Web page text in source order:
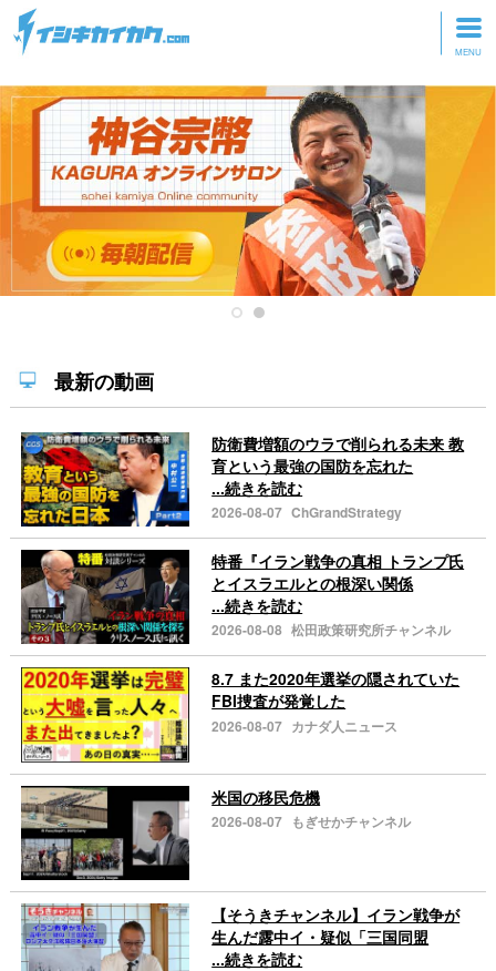
トップページ
動画を見る
記事を読む
セミナーに参加
研修・ツアーに参加
最新の動画
防衛費増額のウラで削られる未来 教
育という最強の国防を忘れた
...続きを読む
2026-08-07 ChGrandStrategy
特番『イラン戦争の真相 トランプ氏
とイスラエルとの根深い関係
...続きを読む
2026-08-08 松田政策研究所チャンネル
8.7 また2020年選挙の隠されていた
FBI捜査が発覚した
2026-08-07 カナダ人ニュース
米国の移民危機
2026-08-07 もぎせかチャンネル
【そうきチャンネル】イラン戦争が
生んだ露中イ・疑似「三国同盟
...続きを読む